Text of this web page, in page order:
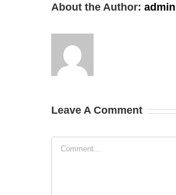
About the Author: admin
Leave A Comment